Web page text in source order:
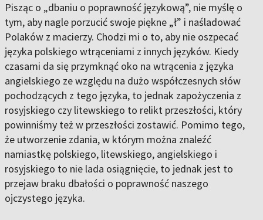
Pisząc o „dbaniu o poprawność językową”, nie myślę o
tym, aby nagle porzucić swoje piękne „ł” i naśladować
Polaków z macierzy. Chodzi mi o to, aby nie oszpecać
języka polskiego wtrąceniami z innych języków. Kiedy
czasami da się przymknąć oko na wtrącenia z języka
angielskiego ze względu na dużo współczesnych słów
pochodzących z tego języka, to jednak zapożyczenia z
rosyjskiego czy litewskiego to relikt przeszłości, który
powinniśmy też w przeszłości zostawić. Pomimo tego,
że utworzenie zdania, w którym można znaleźć
namiastkę polskiego, litewskiego, angielskiego i
rosyjskiego to nie lada osiągnięcie, to jednak jest to
przejaw braku dbałości o poprawność naszego
ojczystego języka.